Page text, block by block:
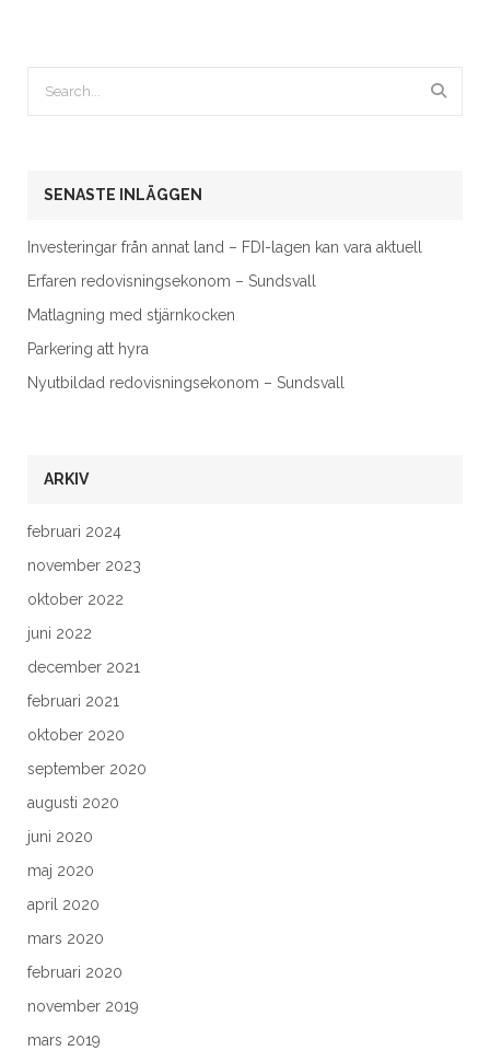
SENASTE INLÄGGEN
Investeringar från annat land – FDI-lagen kan vara aktuell
Erfaren redovisningsekonom – Sundsvall
Matlagning med stjärnkocken
Parkering att hyra
Nyutbildad redovisningsekonom – Sundsvall
ARKIV
februari 2024
november 2023
oktober 2022
juni 2022
december 2021
februari 2021
oktober 2020
september 2020
augusti 2020
juni 2020
maj 2020
april 2020
mars 2020
februari 2020
november 2019
mars 2019